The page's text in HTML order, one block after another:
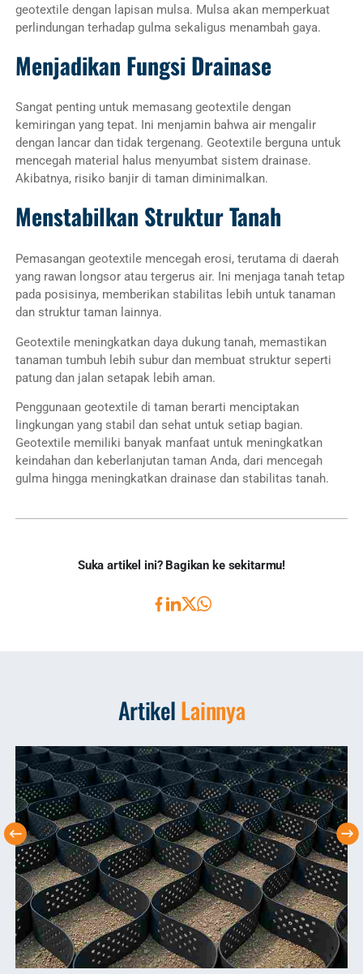
geotextile dengan lapisan mulsa. Mulsa akan memperkuat
perlindungan terhadap gulma sekaligus menambah gaya.
Menjadikan Fungsi Drainase
Sangat penting untuk memasang geotextile dengan
kemiringan yang tepat. Ini menjamin bahwa air mengalir
dengan lancar dan tidak tergenang. Geotextile berguna untuk
mencegah material halus menyumbat sistem drainase.
Akibatnya, risiko banjir di taman diminimalkan.
Menstabilkan Struktur Tanah
Pemasangan geotextile mencegah erosi, terutama di daerah
yang rawan longsor atau tergerus air. Ini menjaga tanah tetap
pada posisinya, memberikan stabilitas lebih untuk tanaman
dan struktur taman lainnya.
Geotextile meningkatkan daya dukung tanah, memastikan
tanaman tumbuh lebih subur dan membuat struktur seperti
patung dan jalan setapak lebih aman.
Penggunaan geotextile di taman berarti menciptakan
lingkungan yang stabil dan sehat untuk setiap bagian.
Geotextile memiliki banyak manfaat untuk meningkatkan
keindahan dan keberlanjutan taman Anda, dari mencegah
gulma hingga meningkatkan drainase dan stabilitas tanah.
Suka artikel ini? Bagikan ke sekitarmu!
ArtikelLainnya